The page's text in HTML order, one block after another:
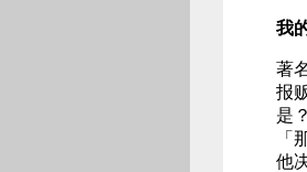
我
著
报
是
「
他